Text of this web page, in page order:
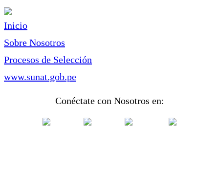
Inicio
Sobre Nosotros
Procesos de Selección
www.sunat.gob.pe
Conéctate con Nosotros en: